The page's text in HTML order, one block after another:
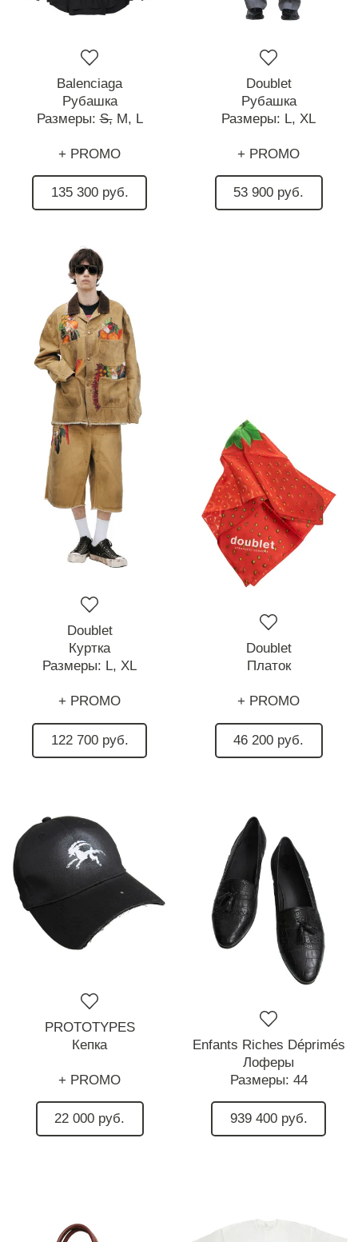
Balenciaga
Рубашка
Размеры:S, M, L
+ PROMO
135 300 руб.
Doublet
Рубашка
Размеры: L, XL
+ PROMO
53 900 руб.
Doublet
Куртка
Размеры: L, XL
+ PROMO
122 700 руб.
Doublet
Платок
+ PROMO
46 200 руб.
PROTOTYPES
Кепка
+ PROMO
22 000 руб.
Enfants Riches Déprimés
Лоферы
Размеры: 44
939 400 руб.